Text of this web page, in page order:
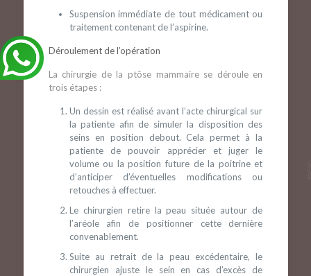
Suspension immédiate de tout médicament ou
traitement contenant de l’aspirine.
Déroulement de l’opération
La chirurgie de la ptôse mammaire se déroule en
trois étapes :
Un dessin est réalisé avant l’acte chirurgical sur
la patiente afin de simuler la disposition des
seins en position debout. Cela permet à la
patiente de pouvoir apprécier et juger le
volume ou la position future de la poitrine et
d’anticiper d’éventuelles modifications ou
retouches à effectuer.
Le chirurgien retire la peau située autour de
l’aréole afin de positionner cette dernière
convenablement.
Suite au retrait de la peau excédentaire, le
chirurgien ajuste le sein en cas d’excès de